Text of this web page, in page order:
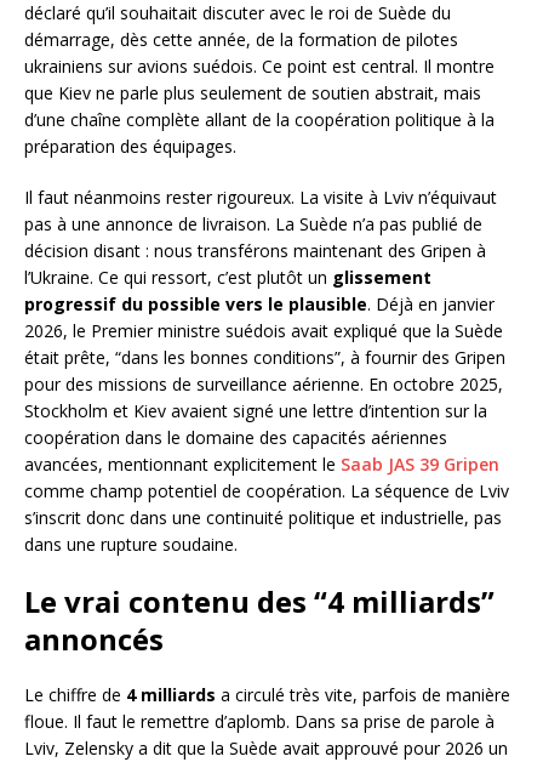
déclaré qu’il souhaitait discuter avec le roi de Suède du
démarrage, dès cette année, de la formation de pilotes
ukrainiens sur avions suédois. Ce point est central. Il montre
que Kiev ne parle plus seulement de soutien abstrait, mais
d’une chaîne complète allant de la coopération politique à la
préparation des équipages.
Il faut néanmoins rester rigoureux. La visite à Lviv n’équivaut
pas à une annonce de livraison. La Suède n’a pas publié de
décision disant : nous transférons maintenant des Gripen à
l’Ukraine. Ce qui ressort, c’est plutôt un glissement
progressif du possible vers le plausible. Déjà en janvier
2026, le Premier ministre suédois avait expliqué que la Suède
était prête, “dans les bonnes conditions”, à fournir des Gripen
pour des missions de surveillance aérienne. En octobre 2025,
Stockholm et Kiev avaient signé une lettre d’intention sur la
coopération dans le domaine des capacités aériennes
avancées, mentionnant explicitement le Saab JAS 39 Gripen
comme champ potentiel de coopération. La séquence de Lviv
s’inscrit donc dans une continuité politique et industrielle, pas
dans une rupture soudaine.
Le vrai contenu des “4 milliards”
annoncés
Le chiffre de 4 milliards a circulé très vite, parfois de manière
floue. Il faut le remettre d’aplomb. Dans sa prise de parole à
Lviv, Zelensky a dit que la Suède avait approuvé pour 2026 un